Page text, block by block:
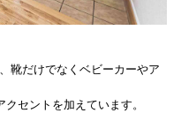
靴だけでなくベビーカーやア
セントを加えています。